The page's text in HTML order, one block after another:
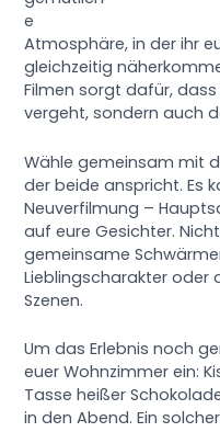
e
Atmosphäre, in der ihr
gleichzeitig
Filmen sorgt dafür,
vergeht, sondern auch
Wähle gemeinsam mit
der beide anspricht. Es
Neuverfilmung –
auf eure Gesichter.
gemeinsame
Lieblingscharakter oder
Szenen.
Um das Erlebnis noch
euer Wohnzimmer ein:
Tasse heißer
in den Abend. Ein